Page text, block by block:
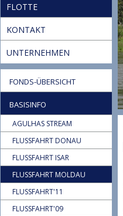
FLOTTE
KONTAKT
UNTERNEHMEN
FONDS-ÜBERSICHT
BASISINFO
AGULHAS STREAM
FLUSSFAHRT DONAU
FLUSSFAHRT ISAR
FLUSSFAHRT MOLDAU
FLUSSFAHRT'11
FLUSSFAHRT'09